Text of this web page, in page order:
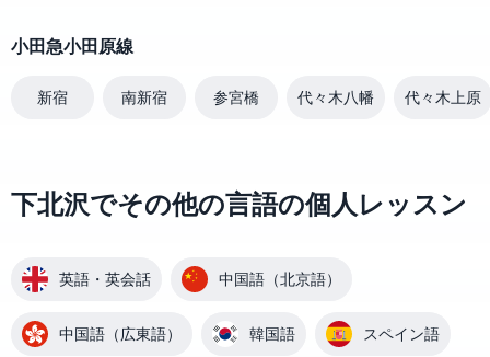
小田急小田原線
新宿 南新宿 参宮橋 代々木八幡 代々木上原
下北沢でその他の言語の個人レッスン
英語・英会話 中国語（北京語）
中国語（広東語） 韓国語 スペイン語